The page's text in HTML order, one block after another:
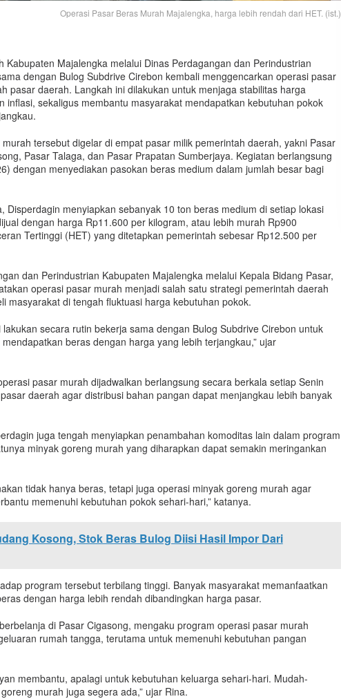
Operasi Pasar Beras Murah Majalengka, harga lebih rendah dari HET. (ist.)
Kabupaten Majalengka melalui Dinas Perdagangan dan Perindustrian
dengan Bulog Subdrive Cirebon kembali menggencarkan operasi pasar
pasar daerah. Langkah ini dilakukan untuk menjaga stabilitas harga
inflasi, sekaligus membantu masyarakat mendapatkan kebutuhan pokok
tersebut digelar di empat pasar milik pemerintah daerah, yakni Pasar
Pasar Talaga, dan Pasar Prapatan Sumberjaya. Kegiatan berlangsung
dengan menyediakan pasokan beras medium dalam jumlah besar bagi
Disperdagin menyiapkan sebanyak 10 ton beras medium di setiap lokasi
dengan harga Rp11.600 per kilogram, atau lebih murah Rp900
Tertinggi (HET) yang ditetapkan pemerintah sebesar Rp12.500 per
dan Perindustrian Kabupaten Majalengka melalui Kepala Bidang Pasar,
operasi pasar murah menjadi salah satu strategi pemerintah daerah
masyarakat di tengah fluktuasi harga kebutuhan pokok.
lakukan secara rutin bekerja sama dengan Bulog Subdrive Cirebon untuk
beras dengan harga yang lebih terjangkau,” ujar
pasar murah dijadwalkan berlangsung secara berkala setiap Senin
daerah agar distribusi bahan pangan dapat menjangkau lebih banyak
juga tengah menyiapkan penambahan komoditas lain dalam program
minyak goreng murah yang diharapkan dapat semakin meringankan
tidak hanya beras, tetapi juga operasi minyak goreng murah agar
memenuhi kebutuhan pokok sehari-hari,” katanya.
Kosong, Stok Beras Bulog Diisi Hasil Impor Dari
program tersebut terbilang tinggi. Banyak masyarakat memanfaatkan
dengan harga lebih rendah dibandingkan harga pasar.
di Pasar Cigasong, mengaku program operasi pasar murah
rumah tangga, terutama untuk memenuhi kebutuhan pangan
membantu, apalagi untuk kebutuhan keluarga sehari-hari. Mudah-
murah juga segera ada,” ujar Rina.